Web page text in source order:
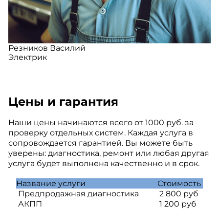
Резников Василий
Электрик
Цены и гарантия
Наши цены начинаются всего от 1000 руб. за
проверку отдельных систем. Каждая услуга в
сопровождается гарантией. Вы можете быть
уверены: диагностика, ремонт или любая другая
услуга будет выполнена качественно и в срок.
Название услуги
Стоимость
Предпродажная диагностика
2 800 руб
АКПП
1 200 руб